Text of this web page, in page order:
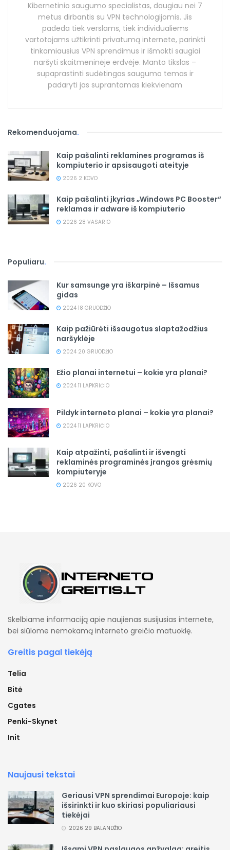
Kibernetinio saugumo specialistas, daugiau nei 7
metus dirbantis su VPN technologijomis. Jis
padeda tiek verslams, tiek individualiems
vartotojams užtikrinti privatumą internete, parinkti
tinkamiausius VPN sprendimus ir išmokti saugiai
naršyti skaitmeninėje erdvėje. Manto tikslas –
supaprastinti sudėtingas saugumo temas ir
padaryti jas suprantamas kiekvienam
Rekomenduojama.
Kaip pašalinti reklamines programas iš
kompiuterio ir apsisaugoti ateityje
2026 2 KOVO
Kaip pašalinti įkyrias „Windows PC Booster“
reklamas ir adware iš kompiuterio
2026 28 VASARIO
Populiaru.
Kur samsunge yra iškarpinė – Išsamus
gidas
2024 18 GRUODŽIO
Kaip pažiūrėti išsaugotus slaptažodžius
naršyklėje
2024 20 GRUODŽIO
Ežio planai internetui – kokie yra planai?
2024 11 LAPKRIČIO
Pildyk interneto planai – kokie yra planai?
2024 11 LAPKRIČIO
Kaip atpažinti, pašalinti ir išvengti
reklaminės programinės įrangos grėsmių
kompiuteryje
2026 20 KOVO
Skelbiame informaciją apie naujienas susijusias internete,
bei siūlome nemokamą interneto greičio matuoklę.
Greitis pagal tiekėją
Telia
Bitė
Cgates
Penki-Skynet
Init
Naujausi tekstai
Geriausi VPN sprendimai Europoje: kaip
išsirinkti ir kuo skiriasi populiariausi
tiekėjai
2026 29 BALANDŽIO